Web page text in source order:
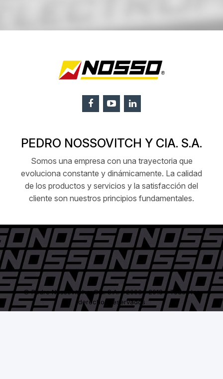
PEDRO NOSSOVITCH Y CIA. S.A.
Somos una empresa con una trayectoria que
evoluciona constante y dinámicamente. La calidad
de los productos y servicios y la satisfacción del
cliente son nuestros principios fundamentales.
© Pedro Nossovitch y Cía. S.A. - 2006 / 2018 - Todos los
derechos reservados